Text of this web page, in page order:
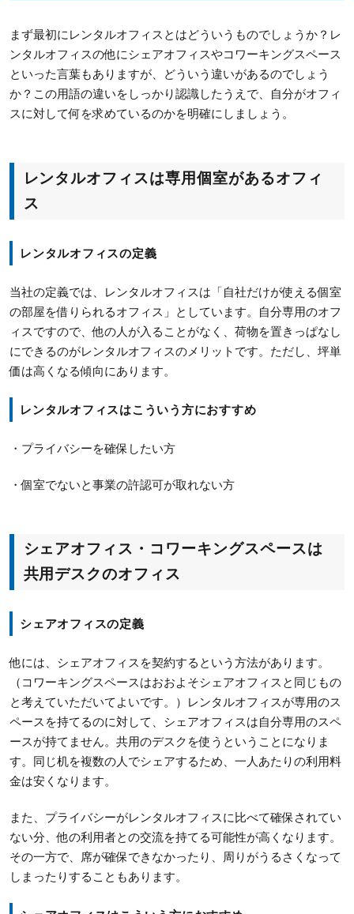
まず最初にレンタルオフィスとはどういうものでしょうか？レ
ンタルオフィスの他にシェアオフィスやコワーキングスペース
といった言葉もありますが、どういう違いがあるのでしょう
か？この用語の違いをしっかり認識したうえで、自分がオフィ
スに対して何を求めているのかを明確にしましょう。
レンタルオフィスは専用個室があるオフィ
ス
レンタルオフィスの定義
当社の定義では、レンタルオフィスは「自社だけが使える個室
の部屋を借りられるオフィス」としています。自分専用のオフ
ィスですので、他の人が入ることがなく、荷物を置きっぱなし
にできるのがレンタルオフィスのメリットです。ただし、坪単
価は高くなる傾向にあります。
レンタルオフィスはこういう方におすすめ
・プライバシーを確保したい方
・個室でないと事業の許認可が取れない方
シェアオフィス・コワーキングスペースは
共用デスクのオフィス
シェアオフィスの定義
他には、シェアオフィスを契約するという方法があります。
（コワーキングスペースはおおよそシェアオフィスと同じもの
と考えていただいてよいです。）レンタルオフィスが専用のス
ペースを持てるのに対して、シェアオフィスは自分専用のスペ
ースが持てません。共用のデスクを使うということになりま
す。同じ机を複数の人でシェアするため、一人あたりの利用料
金は安くなります。
また、プライバシーがレンタルオフィスに比べて確保されてい
ない分、他の利用者との交流を持てる可能性が高くなります。
その一方で、席が確保できなかったり、周りがうるさくなって
しまったりすることもあります。